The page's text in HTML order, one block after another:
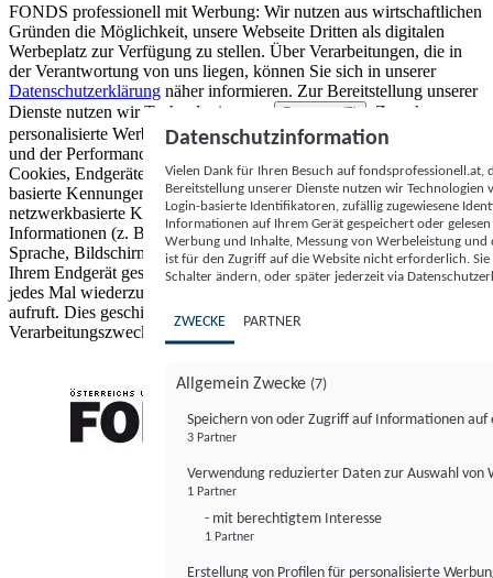
FONDS professionell mit Werbung: Wir nutzen aus wirtschaftlichen
Gründen die Möglichkeit, unsere Webseite Dritten als digitalen
Werbeplatz zur Verfügung zu stellen. Über Verarbeitungen, die in
der Verantwortung von uns liegen, können Sie sich in unserer
Datenschutzerklärung näher informieren. Zur Bereitstellung unserer
Dienste nutzen wir Technologien von
Partnern (5)
. Zwecke:
personalisierte Werbung und Inhalte, Messung von Werbeleistung
und der Performance von Inhalten sowie Zielgruppenforschung.
Cookies, Endgeräte- oder ähnliche Online-Kennungen (z. B. login-
basierte Kennungen, zufällig generierte Kennungen,
netzwerkbasierte Kennungen) können zusammen mit anderen
Informationen (z. B. Browsertyp und Browserinformationen,
Sprache, Bildschirmgröße, unterstützte Technologien usw.) auf
Ihrem Endgerät gespeichert oder von dort ausgelesen werden, um es
jedes Mal wiederzuerkennen, wenn es eine App oder einer Webseite
aufruft. Dies geschieht für einen oder mehrere der hier aufgeführten
Verarbeitungszwecke.
Datenschutzinformation
Vielen Dank für Ihren Besuch auf
Bereitstellung unserer Dienste nutzen wir Technologien
Login-basierte Identifikatoren, zufällig zugewiesene
Informationen auf Ihrem Gerät gespeichert oder
Werbung und Inhalte, Messung von Werbeleistung
ist für den Zugriff auf die Website nicht erforderlich.
Schalter ändern, oder später jederzeit via
ZWECKE PARTNER
Allgemein Zwecke (7)
Speichern von oder Zugriff auf Informationen auf
3 Partner
Verwendung reduzierter Daten zur Auswahl von
1 Partner
- mit berechtigtem Interesse
1 Partner
Erstellung von Profilen für personalisierte
FONDS professionell